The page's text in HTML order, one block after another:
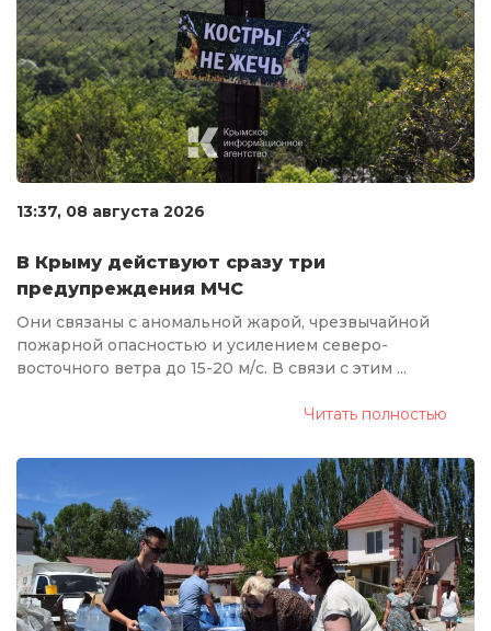
13:37, 08 августа 2026
В Крыму действуют сразу три
предупреждения МЧС
Они связаны с аномальной жарой, чрезвычайной
пожарной опасностью и усилением северо-
восточного ветра до 15-20 м/с. В связи с этим ...
Читать полностью